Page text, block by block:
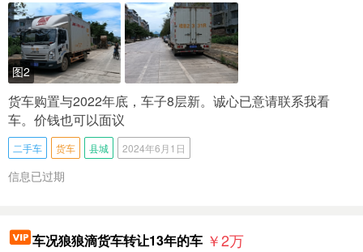
图2
货车购置与2022年底，车子8层新。诚心已意请联系我看
车。价钱也可以面议
二手车 货车 县城 2024年6月1日
信息已过期
车况狼狼滴货车转让13年的车 ￥2万